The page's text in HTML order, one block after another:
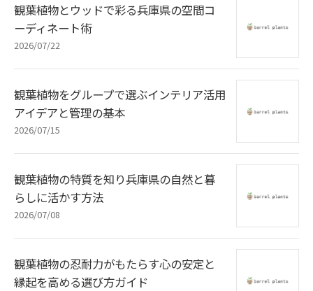
観葉植物とウッドで彩る兵庫県の空間コ
ーディネート術
2026/07/22
観葉植物をグループで選ぶインテリア活用
アイデアと管理の基本
2026/07/15
観葉植物の特質を知り兵庫県の自然と暮
らしに活かす方法
2026/07/08
観葉植物の忍耐力がもたらす心の安定と
縁起を高める選び方ガイド